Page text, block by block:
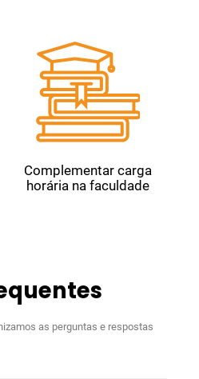
Complementar carga
horária na faculdade
as perguntas e respostas